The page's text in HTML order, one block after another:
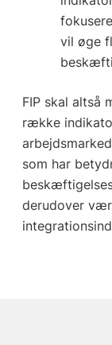
vil øge
FIP skal altså
række
som har
derudover